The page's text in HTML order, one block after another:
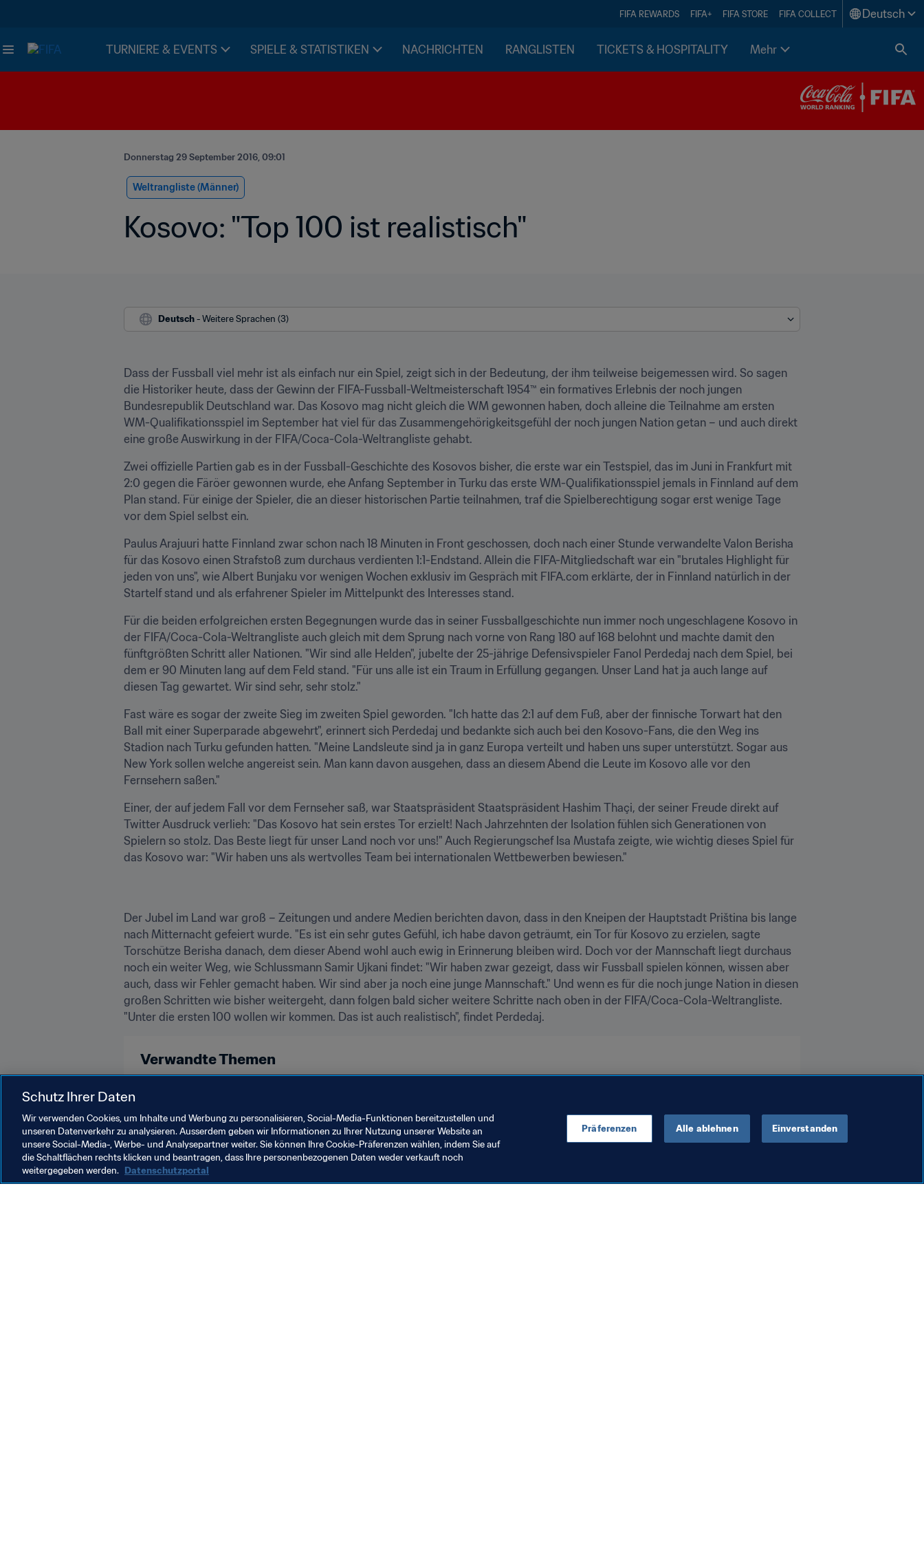
FIFA REWARDS FIFA+ FIFA STORE FIFA COLLECT Deutsch
TURNIERE & EVENTS SPIELE & STATISTIKEN NACHRICHTEN RANGLISTEN TICKETS & HOSPITALITY Mehr
Donnerstag 29 September 2016, 09:01
Weltrangliste (Männer)
Kosovo: "Top 100 ist realistisch"
Deutsch - Weitere Sprachen (3)
Dass der Fussball viel mehr ist als einfach nur ein Spiel, zeigt sich in der Bedeutung, der ihm teilweise beigemessen wird. So sagen
die Historiker heute, dass der Gewinn der FIFA-Fussball-Weltmeisterschaft 1954™ ein formatives Erlebnis der noch jungen
Bundesrepublik Deutschland war. Das Kosovo mag nicht gleich die WM gewonnen haben, doch alleine die Teilnahme am ersten
WM-Qualifikationsspiel im September hat viel für das Zusammengehörigkeitsgefühl der noch jungen Nation getan – und auch direkt
eine große Auswirkung in der FIFA/Coca-Cola-Weltrangliste gehabt.
Zwei offizielle Partien gab es in der Fussball-Geschichte des Kosovos bisher, die erste war ein Testspiel, das im Juni in Frankfurt mit
2:0 gegen die Färöer gewonnen wurde, ehe Anfang September in Turku das erste WM-Qualifikationsspiel jemals in Finnland auf dem
Plan stand. Für einige der Spieler, die an dieser historischen Partie teilnahmen, traf die Spielberechtigung sogar erst wenige Tage
vor dem Spiel selbst ein.
Paulus Arajuuri hatte Finnland zwar schon nach 18 Minuten in Front geschossen, doch nach einer Stunde verwandelte Valon Berisha
für das Kosovo einen Strafstoß zum durchaus verdienten 1:1-Endstand. Allein die FIFA-Mitgliedschaft war ein "brutales Highlight für
jeden von uns", wie Albert Bunjaku vor wenigen Wochen exklusiv im Gespräch mit FIFA.com erklärte, der in Finnland natürlich in der
Startelf stand und als erfahrener Spieler im Mittelpunkt des Interesses stand.
Für die beiden erfolgreichen ersten Begegnungen wurde das in seiner Fussballgeschichte nun immer noch ungeschlagene Kosovo in
der FIFA/Coca-Cola-Weltrangliste auch gleich mit dem Sprung nach vorne von Rang 180 auf 168 belohnt und machte damit den
fünftgrößten Schritt aller Nationen. "Wir sind alle Helden", jubelte der 25-jährige Defensivspieler Fanol Perdedaj nach dem Spiel, bei
dem er 90 Minuten lang auf dem Feld stand. "Für uns alle ist ein Traum in Erfüllung gegangen. Unser Land hat ja auch lange auf
diesen Tag gewartet. Wir sind sehr, sehr stolz."
Fast wäre es sogar der zweite Sieg im zweiten Spiel geworden. "Ich hatte das 2:1 auf dem Fuß, aber der finnische Torwart hat den
Ball mit einer Superparade abgewehrt", erinnert sich Perdedaj und bedankte sich auch bei den Kosovo-Fans, die den Weg ins
Stadion nach Turku gefunden hatten. "Meine Landsleute sind ja in ganz Europa verteilt und haben uns super unterstützt. Sogar aus
New York sollen welche angereist sein. Man kann davon ausgehen, dass an diesem Abend die Leute im Kosovo alle vor den
Fernsehern saßen."
Einer, der auf jedem Fall vor dem Fernseher saß, war Staatspräsident Staatspräsident Hashim Thaçi, der seiner Freude direkt auf
Twitter Ausdruck verlieh: "Das Kosovo hat sein erstes Tor erzielt! Nach Jahrzehnten der Isolation fühlen sich Generationen von
Spielern so stolz. Das Beste liegt für unser Land noch vor uns!" Auch Regierungschef Isa Mustafa zeigte, wie wichtig dieses Spiel für
das Kosovo war: "Wir haben uns als wertvolles Team bei internationalen Wettbewerben bewiesen."
Der Jubel im Land war groß – Zeitungen und andere Medien berichten davon, dass in den Kneipen der Hauptstadt Priština bis lange
nach Mitternacht gefeiert wurde. "Es ist ein sehr gutes Gefühl, ich habe davon geträumt, ein Tor für Kosovo zu erzielen, sagte
Torschütze Berisha danach, dem dieser Abend wohl auch ewig in Erinnerung bleiben wird. Doch vor der Mannschaft liegt durchaus
noch ein weiter Weg, wie Schlussmann Samir Ujkani findet: "Wir haben zwar gezeigt, dass wir Fussball spielen können, wissen aber
auch, dass wir Fehler gemacht haben. Wir sind aber ja noch eine junge Mannschaft." Und wenn es für die noch junge Nation in diesen
großen Schritten wie bisher weitergeht, dann folgen bald sicher weitere Schritte nach oben in der FIFA/Coca-Cola-Weltrangliste.
"Unter die ersten 100 wollen wir kommen. Das ist auch realistisch", findet Perdedaj.
Verwandte Themen
Schutz Ihrer Daten
Wir verwenden Cookies, um Inhalte und Werbung zu personalisieren, Social-Media-Funktionen bereitzustellen und
unseren Datenverkehr zu analysieren. Ausserdem geben wir Informationen zu Ihrer Nutzung unserer Website an
unsere Social-Media-, Werbe- und Analysepartner weiter. Sie können Ihre Cookie-Präferenzen wählen, indem Sie auf
die Schaltflächen rechts klicken und beantragen, dass Ihre personenbezogenen Daten weder verkauft noch
weitergegeben werden. Datenschutzportal
Präferenzen Alle ablehnen Einverstanden